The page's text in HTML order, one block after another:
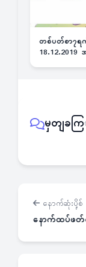
တစ်ပတ်စာ၇ရ
မှတျခကြ
နောက်ဆုံးပို့စ်
နောက်ထပ်ဖတ်